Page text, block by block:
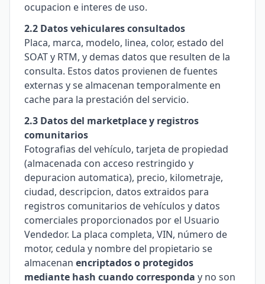
ocupacion e interes de uso.
2.2 Datos vehiculares consultados
Placa, marca, modelo, linea, color, estado del
SOAT y RTM, y demas datos que resulten de la
consulta. Estos datos provienen de fuentes
externas y se almacenan temporalmente en
cache para la prestación del servicio.
2.3 Datos del marketplace y registros
comunitarios
Fotografias del vehículo, tarjeta de propiedad
(almacenada con acceso restringido y
depuracion automatica), precio, kilometraje,
ciudad, descripcion, datos extraidos para
registros comunitarios de vehículos y datos
comerciales proporcionados por el Usuario
Vendedor. La placa completa, VIN, número de
motor, cedula y nombre del propietario se
almacenan encriptados o protegidos
mediante hash cuando corresponda y no son